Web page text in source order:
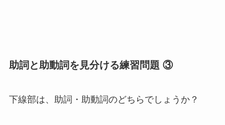
助詞と助動詞を見分ける練習問題 ③
下線部は、助詞・助動詞のどちらでしょうか？